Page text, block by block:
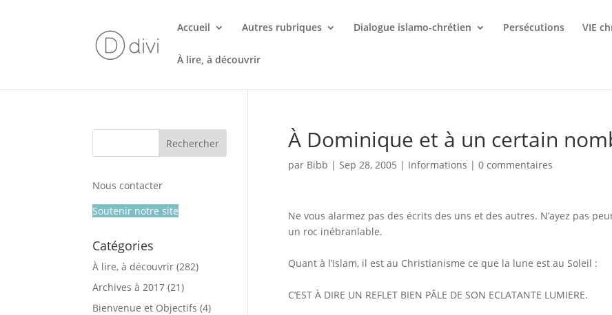
Accueil Autres rubriques Dialogue islamo-chrétien Persécutions VIE
À lire, à découvrir
À Dominique et à un certain
par Bibb | Sep 28, 2005 | Informations | 0 commentaires
Ne vous alarmez pas des écrits des uns et des autres. N’ayez pas
un roc inébranlable.
Quant à l’Islam, il est au Christianisme ce que la lune est au Soleil :
C’EST À DIRE UN REFLET BIEN PÂLE DE SON ECLATANTE LUMIERE.
Nous contacter
Soutenir notre site
Catégories
À lire, à découvrir (282)
Archives à 2017 (21)
Bienvenue et Objectifs (4)